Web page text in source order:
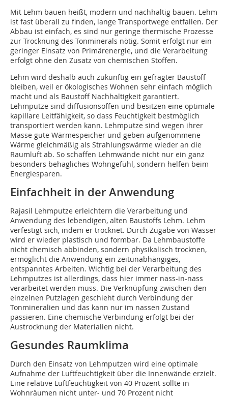
Mit Lehm bauen heißt, modern und nachhaltig bauen. Lehm
ist fast überall zu finden, lange Transportwege entfallen. Der
Abbau ist einfach, es sind nur geringe thermische Prozesse
zur Trocknung des Tonminerals nötig. Somit erfolgt nur ein
geringer Einsatz von Primärenergie, und die Verarbeitung
erfolgt ohne den Zusatz von chemischen Stoffen.
Lehm wird deshalb auch zukünftig ein gefragter Baustoff
bleiben, weil er ökologisches Wohnen sehr einfach möglich
macht und als Baustoff Nachhaltigkeit garantiert.
Lehmputze sind diffusionsoffen und besitzen eine optimale
kapillare Leitfähigkeit, so dass Feuchtigkeit bestmöglich
transportiert werden kann. Lehmputze sind wegen ihrer
Masse gute Wärmespeicher und geben aufgenommene
Wärme gleichmäßig als Strahlungswärme wieder an die
Raumluft ab. So schaffen Lehmwände nicht nur ein ganz
besonders behagliches Wohngefühl, sondern helfen beim
Energiesparen.
Einfachheit in der Anwendung
Rajasil Lehmputze erleichtern die Verarbeitung und
Anwendung des lebendigen, alten Baustoffs Lehm. Lehm
verfestigt sich, indem er trocknet. Durch Zugabe von Wasser
wird er wieder plastisch und formbar. Da Lehmbaustoffe
nicht chemisch abbinden, sondern physikalisch trocknen,
ermöglicht die Anwendung ein zeitunabhängiges,
entspanntes Arbeiten. Wichtig bei der Verarbeitung des
Lehmputzes ist allerdings, dass hier immer nass-in-nass
verarbeitet werden muss. Die Verknüpfung zwischen den
einzelnen Putzlagen geschieht durch Verbindung der
Tonmineralien und das kann nur im nassen Zustand
passieren. Eine chemische Verbindung erfolgt bei der
Austrocknung der Materialien nicht.
Gesundes Raumklima
Durch den Einsatz von Lehmputzen wird eine optimale
Aufnahme der Luftfeuchtigkeit über die Innenwände erzielt.
Eine relative Luftfeuchtigkeit von 40 Prozent sollte in
Wohnräumen nicht unter- und 70 Prozent nicht